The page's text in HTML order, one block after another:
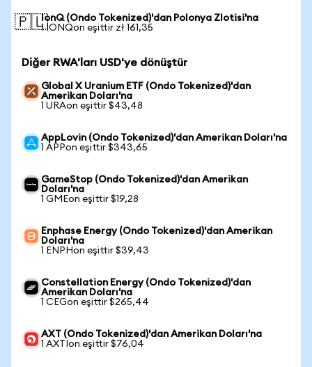
🇵🇱IonQ (Ondo Tokenized)'dan Polonya Zlotisi'na
1 IONQon eşittir zł 161,35
Diğer RWA'ları USD'ye dönüştür
Global X Uranium ETF (Ondo Tokenized)'dan
Amerikan Doları'na
1 URAon eşittir $43,48
AppLovin (Ondo Tokenized)'dan Amerikan Doları'na
1 APPon eşittir $343,65
GameStop (Ondo Tokenized)'dan Amerikan
Doları'na
1 GMEon eşittir $19,28
Enphase Energy (Ondo Tokenized)'dan Amerikan
Doları'na
1 ENPHon eşittir $39,43
Constellation Energy (Ondo Tokenized)'dan
Amerikan Doları'na
1 CEGon eşittir $265,44
AXT (Ondo Tokenized)'dan Amerikan Doları'na
1 AXTIon eşittir $76,04